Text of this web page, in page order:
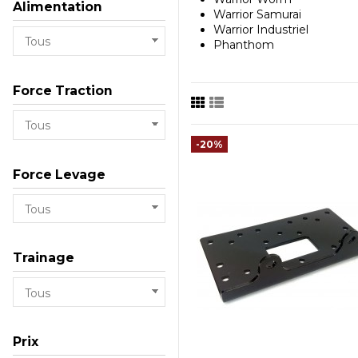
Warrior Samurai
Warrior Industriel
Phanthom
-20%
Alimentation
Force Traction
Force Levage
Trainage
Prix